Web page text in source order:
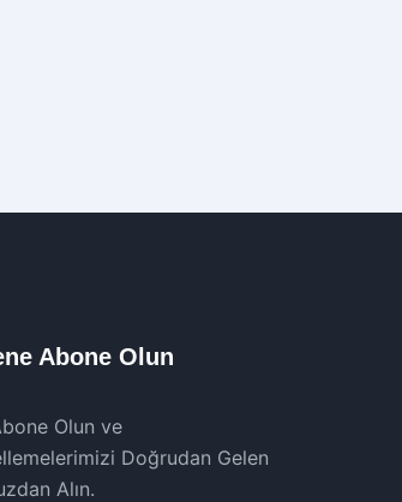
Abone Olun
Olun ve
Doğrudan Gelen
Alın.